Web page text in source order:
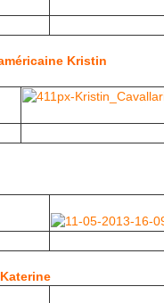
Kristin